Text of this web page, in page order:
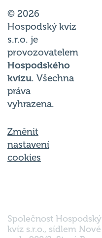
© 2026
Hospodský kvíz
s.r.o. je
provozovatelem
Hospodského
kvízu. Všechna
práva
vyhrazena.
Změnit
nastavení
cookies
Společnost Hospodský
kvíz s.r.o., sídlem Nové